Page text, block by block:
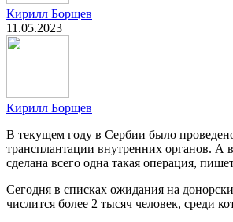
Кирилл Борщев
11.05.2023
Кирилл Борщев
В текущем году в Сербии было
трансплантации внутренних органов. А
сделана всего одна такая операция,
Сегодня в списках ожидания на
числится более 2 тысяч человек, среди